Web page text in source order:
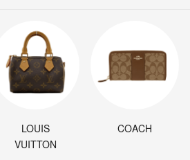
LOUIS
VUITTON
COACH